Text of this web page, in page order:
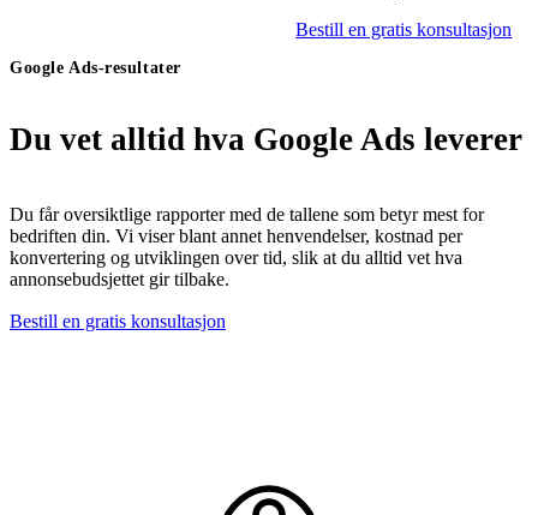
Bestill en gratis konsultasjon
Google Ads-resultater
Du vet alltid hva Google Ads leverer
Du får oversiktlige rapporter med de tallene som betyr mest for
bedriften din. Vi viser blant annet henvendelser, kostnad per
konvertering og utviklingen over tid, slik at du alltid vet hva
annonsebudsjettet gir tilbake.
Bestill en gratis konsultasjon